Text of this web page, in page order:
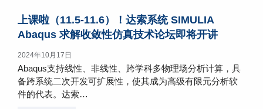
上课啦（11.5-11.6）！达索系统 SIMULIA
Abaqus 求解收敛性仿真技术论坛即将开讲
2024年10月17日
Abaqus支持线性、非线性、跨学科多物理场分析计算，具
备跨系统二次开发可扩展性，使其成为高级有限元分析软
件的代表。达索…